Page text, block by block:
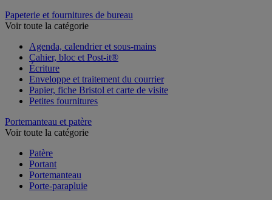
Papeterie et fournitures de bureau
Voir toute la catégorie
Agenda, calendrier et sous-mains
Cahier, bloc et Post-it®
Écriture
Enveloppe et traitement du courrier
Papier, fiche Bristol et carte de visite
Petites fournitures
Portemanteau et patère
Voir toute la catégorie
Patère
Portant
Portemanteau
Porte-parapluie